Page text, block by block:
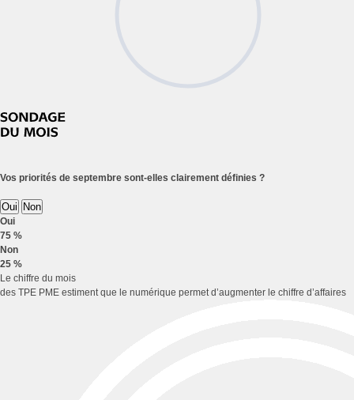
Vos priorités de septembre sont-elles clairement définies ?
Oui Non
Oui
75 %
Non
25 %
Le chiffre du mois
des TPE PME estiment que le numérique permet d’augmenter le chiffre d’affaires